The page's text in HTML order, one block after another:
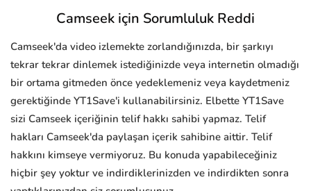
Camseek için Sorumluluk Reddi
Camseek'da video izlemekte zorlandığınızda, bir şarkıyı
tekrar tekrar dinlemek istediğinizde veya internetin olmadığı
bir ortama gitmeden önce yedeklemeniz veya kaydetmeniz
gerektiğinde YT1Save'i kullanabilirsiniz. Elbette YT1Save
sizi Camseek içeriğinin telif hakkı sahibi yapmaz. Telif
hakları Camseek'da paylaşan içerik sahibine aittir. Telif
hakkını kimseye vermiyoruz. Bu konuda yapabileceğiniz
hiçbir şey yoktur ve indirdiklerinizden ve indirdikten sonra